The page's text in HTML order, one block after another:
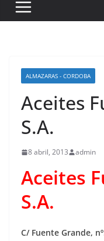
ALMAZARAS - CORDOBA
Aceites
S.A.
8 abril, 2013 admin
Aceites
S.A.
C/ Fuente Grande,